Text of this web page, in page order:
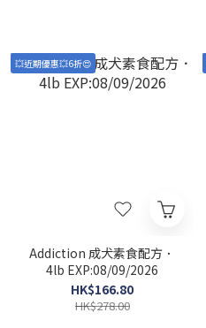
💥近期優惠💥6折😍
Addiction 成犬素食配方．
4lb EXP:08/09/2026
HK$166.80
HK$278.00